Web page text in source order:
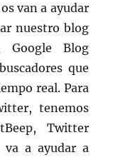
van a ayudar
nuestro blog
Google Blog
que
real. Para
tenemos
Twitter
va a ayudar a